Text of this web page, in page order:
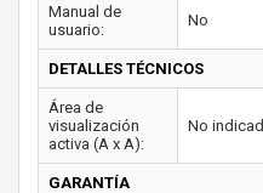
Manual de
usuario:
No
DETALLES TÉCNICOS
Área de
visualización
activa (A x A):
No
GARANTÍA